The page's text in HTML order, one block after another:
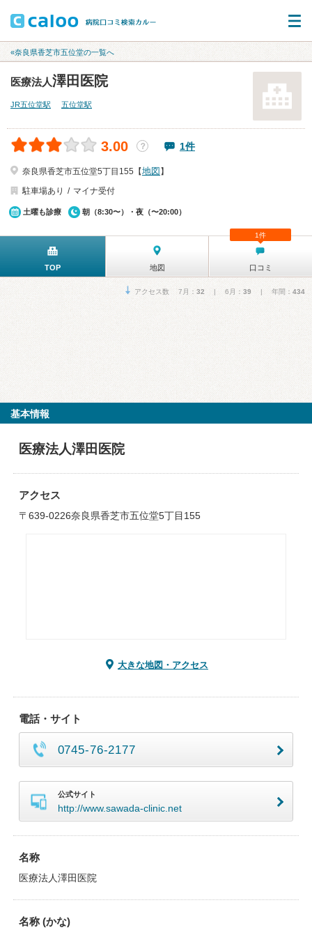
«奈良県香芝市五位堂の一覧へ
医療法人澤田医院
JR五位堂駅 五位堂駅
3.00 ？ 1件
奈良県香芝市五位堂5丁目155【地図 】
駐車場あり
マイナ受付
土曜も診療 朝（8:30〜）・夜（〜20:00）
TOP 地図 口コミ
1件
アクセス数 7月： 32 | 6月： 39 | 年間： 434
基本情報
医療法人澤田医院
アクセス
〒639-0226奈良県香芝市五位堂5丁目155
大きな地図・アクセス
電話・サイト
0745-76-2177
公式サイト
http://www.sawada-clinic.net
名称
医療法人澤田医院
名称 (かな)